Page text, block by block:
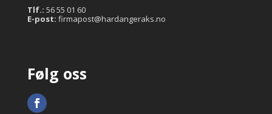
Tlf.: 56 55 01 60
E-post: firmapost@hardangeraks.no
Følg oss